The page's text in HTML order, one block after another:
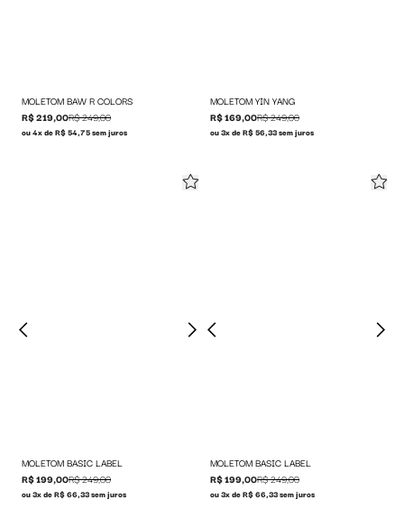
MOLETOM BAW R COLORS
R$ 219,00R$ 249,00
ou 4x de R$ 54,75 sem juros
MOLETOM YIN YANG
R$ 169,00R$ 249,00
ou 3x de R$ 56,33 sem juros
MOLETOM BASIC LABEL
R$ 199,00R$ 249,00
ou 3x de R$ 66,33 sem juros
MOLETOM BASIC LABEL
R$ 199,00R$ 249,00
ou 3x de R$ 66,33 sem juros